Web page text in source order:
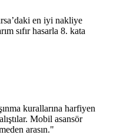
en iyi nakliye
sıfır hasarla 8. kata
kurallarına harfiyen
Mobil asansör
arasın."